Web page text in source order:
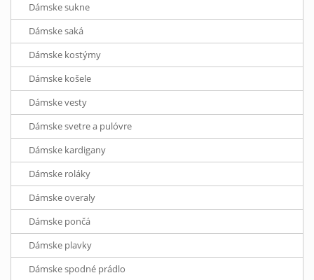
Dámske sukne
Dámske saká
Dámske kostýmy
Dámske košele
Dámske vesty
Dámske svetre a pulóvre
Dámske kardigany
Dámske roláky
Dámske overaly
Dámske pončá
Dámske plavky
Dámske spodné prádlo